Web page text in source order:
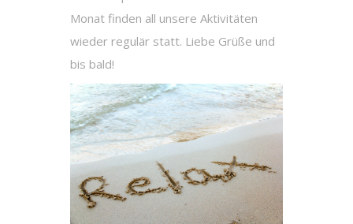
Monat finden all unsere Aktivitäten
wieder regulär statt. Liebe Grüße und
bis bald!